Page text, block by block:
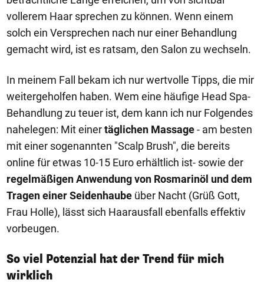
vollerem Haar sprechen zu können. Wenn einem
solch ein Versprechen nach nur einer Behandlung
gemacht wird, ist es ratsam, den Salon zu wechseln.
In meinem Fall bekam ich nur wertvolle Tipps, die mir
weitergeholfen haben. Wem eine häufige Head Spa-
Behandlung zu teuer ist, dem kann ich nur Folgendes
nahelegen: Mit einertäglichen Massage- am besten
mit einer sogenannten "Scalp Brush", die bereits
online für etwas 10-15 Euro erhältlich ist- sowie der
regelmäßigen Anwendung von Rosmarinöl und dem
Tragen einer Seidenhaube über Nacht (Grüß Gott,
Frau Holle), lässt sich Haarausfall ebenfalls effektiv
vorbeugen.
So viel Potenzial hat der Trend für mich
wirklich